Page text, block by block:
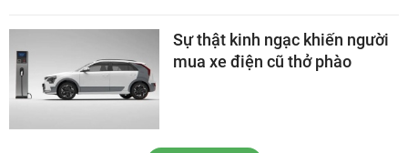
Sự thật kinh ngạc khiến người
mua xe điện cũ thở phào